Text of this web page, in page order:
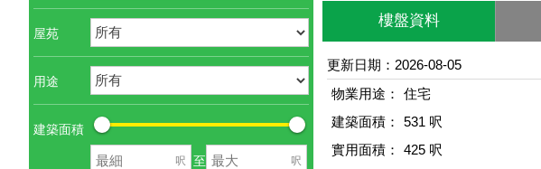
屋苑
用途
建築面積
呎 至 呎
樓盤資料
更新日期：2026-08-05
物業用途：
住宅
建築面積：
531 呎
實用面積：
425 呎